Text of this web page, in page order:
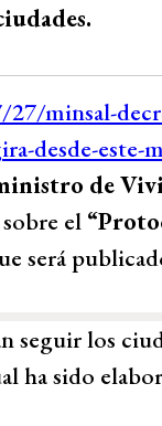
de
el
será
seguir los
ha sido